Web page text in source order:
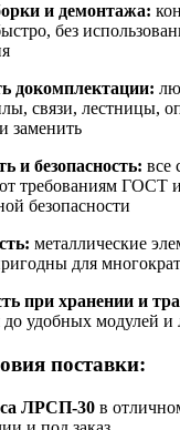
и демонтажа:
без
докомплектации:
связи, лестницы,
заменить
и безопасность: все
требованиям ГОСТ
безопасности
металлические
для
при хранении и
удобных модулей и
поставки:
ЛРСП-30 в